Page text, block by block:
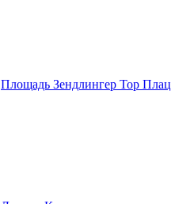
Площадь Зендлингер Тор Плац